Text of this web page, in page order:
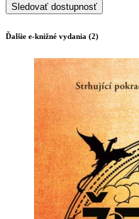
Sledovať dostupnosť
Ďalšie e-knižné vydania (2)